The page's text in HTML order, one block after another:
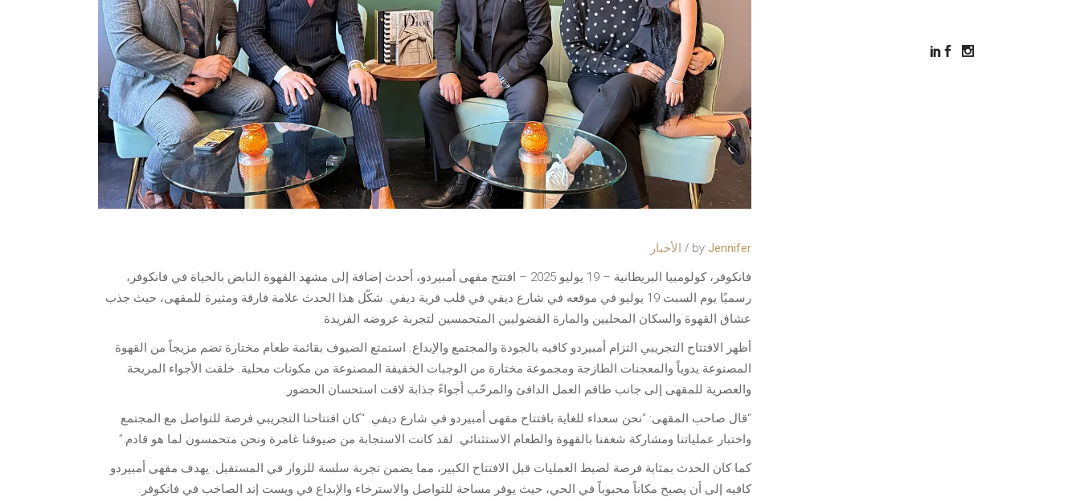
by Jennifer
الأخبار
فانكوفر، كولومبيا البريطانية – 19 يوليو 2025 – افتتح مقهى أمبيردو، أحدث إضافة إلى مشهد القهوة النابض بالحياة في فانكوفر،
رسميًا يوم السبت 19 يوليو في موقعه في شارع ديفي في قلب قرية ديفي. شكّل هذا الحدث علامة فارقة ومثيرة للمقهى، حيث جذب
عشاق القهوة والسكان المحليين والمارة الفضوليين المتحمسين لتجربة عروضه الفريدة.
أظهر الافتتاح التجريبي التزام أمبيردو كافيه بالجودة والمجتمع والإبداع. استمتع الضيوف بقائمة طعام مختارة تضم مزيجاً من القهوة
المصنوعة يدوياً والمعجنات الطازجة ومجموعة مختارة من الوجبات الخفيفة المصنوعة من مكونات محلية. خلقت الأجواء المريحة
والعصرية للمقهى إلى جانب طاقم العمل الدافئ والمرحّب أجواءً جذابة لاقت استحسان الحضور.
“قال صاحب المقهى: “نحن سعداء للغاية بافتتاح مقهى أمبيردو في شارع ديفي. “كان افتتاحنا التجريبي فرصة للتواصل مع المجتمع
واختبار عملياتنا ومشاركة شغفنا بالقهوة والطعام الاستثنائي. لقد كانت الاستجابة من ضيوفنا غامرة ونحن متحمسون لما هو قادم.”
كما كان الحدث بمثابة فرصة لضبط العمليات قبل الافتتاح الكبير، مما يضمن تجربة سلسة للزوار في المستقبل. يهدف مقهى أمبيردو
كافيه إلى أن يصبح مكاناً محبوباً في الحي، حيث يوفر مساحة للتواصل والاسترخاء والإبداع في ويست إند الصاخب في فانكوفر.